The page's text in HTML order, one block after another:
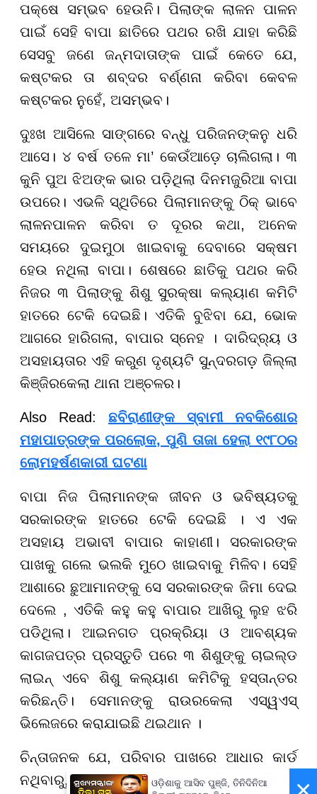
ପକ୍ଷେ ସମ୍ଭବ ହେଉନି। ପିଲାଙ୍କ ଲାଳନ ପାଳନ
ପାଇଁ ସେହି ବାପା ଛାତିରେ ପଥର ରଖି ଯାହା କରିଛି
ସେସବୁ ଜଣେ ଜନ୍ମଦାତାଙ୍କ ପାଇଁ କେତେ ଯେ,
କଷ୍ଟକର ତା ଶବ୍ଦର ବର୍ଣ୍ଣନା କରିବା କେବଳ
କଷ୍ଟକର ନୁହେଁ, ଅସମ୍ଭବ।
ଦୁଃଖ ଆସିଲେ ସାଙ୍ଗରେ ବନ୍ଧୁ ପରିଜନଙ୍କନୁ ଧରି
ଆସେ। ୪ ବର୍ଷ ତଳେ ମା’ କେଉଁଆଡ଼େ ଚାଲିଗଲା। ୩
କୁନି ପୁଅ ଝିଅଙ୍କ ଭାର ପଡ଼ିଥିଲା ଦିନମଜୁରିଆ ବାପା
ଉପରେ। ଏଭଳି ସ୍ଥିତିରେ ପିଲାମାନଙ୍କୁ ଠିକ୍ ଭାବେ
ଲାଳନପାଳନ କରିବା ତ ଦୂରର କଥା, ଅନେକ
ସମୟରେ ଦୁଇମୁଠା ଖାଇବାକୁ ଦେବାରେ ସକ୍ଷମ
ହେଉ ନଥିଲା ବାପା। ଶେଷରେ ଛାତିକୁ ପଥର କରି
ନିଜର ୩ ପିଲାଙ୍କୁ ଶିଶୁ ସୁରକ୍ଷା କଲ୍ୟାଣ କମିଟି
ହାତରେ ଟେକି ଦେଇଛି। ଏତିକି ବୁଝିବା ଯେ, ଭୋକ
ଆଗରେ ହାରିଗଲା, ବାପାର ସ୍ନେହ । ଦାରିଦ୍ର୍ୟ ଓ
ଅସହାୟତାର ଏହି କରୁଣ ଦୃଶ୍ୟଟି ସୁନ୍ଦରଗଡ଼ ଜିଲ୍ଲା
କିଞ୍ଜିରକେଲା ଥାନା ଅଞ୍ଚଳର।
Also Read: ଛବିରାଣୀଙ୍କ ସ୍ବାମୀ ନବକିଶୋର
ମହାପାତ୍ରଙ୍କ ପରଲୋକ, ପୁଣି ତାଜା ହେଲା ୧୯୮୦ର
ଲୋମହର୍ଷଣକାରୀ ଘଟଣା
ବାପା ନିଜ ପିଲାମାନଙ୍କ ଜୀବନ ଓ ଭବିଷ୍ୟତକୁ
ସରକାରଙ୍କ ହାତରେ ଟେକି ଦେଇଛି । ଏ ଏକ
ଅସହାୟ ଅଭାବୀ ବାପାର କାହାଣୀ। ସରକାରଙ୍କ
ପାଖକୁ ଗଲେ ଭଲକି ମୁଠେ ଖାଇବାକୁ ମିଳିବ। ସେହି
ଆଶାରେ ଛୁଆମାନଙ୍କୁ ସେ ସରକାରଙ୍କ ଜିମା ଦେଇ
ଦେଲେ , ଏତିକି କହୁ କହୁ ବାପାର ଆଖିରୁ ଲୁହ ଝରି
ପଡିଥିଲା। ଆଇନଗତ ପ୍ରକ୍ରିୟା ଓ ଆବଶ୍ୟକ
କାଗଜପତ୍ର ପ୍ରସ୍ତୁତି ପରେ ୩ ଶିଶୁଙ୍କୁ ଚାଇଲ୍ଡ
ଲାଇନ୍ ଏବେ ଶିଶୁ କଲ୍ୟାଣ କମିଟିକୁ ହସ୍ତାନ୍ତର
କରିଛନ୍ତି। ସେମାନଙ୍କୁ ରାଉରକେଲା ଏସ୍ୱଏସ୍
ଭିଲେଜରେ କରାଯାଇଛି ଥଇଥାନ ।
ଚିନ୍ତାଜନକ ଯେ, ପରିବାର ପାଖରେ ଆଧାର କାର୍ଡ
ନଥିବାରୁ, କୌଣସି ସରକାରୀ ସୁବିଧା ପରିବାର
ଓଡ଼ିଶାକୁ ଆସିବ ପୁଞ୍ଜି, ତିନିଦିନିଆ